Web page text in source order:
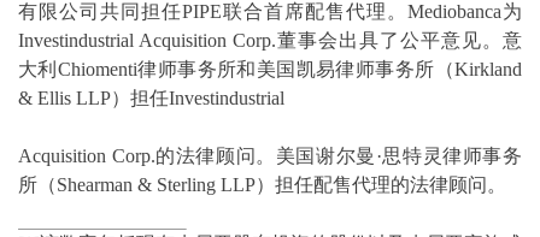
有限公司共同担任PIPE联合首席配售代理。Mediobanca为
Investindustrial Acquisition Corp.董事会出具了公平意见。意
大利Chiomenti律师事务所和美国凯易律师事务所（Kirkland
& Ellis LLP）担任Investindustrial
Acquisition Corp.的法律顾问。美国谢尔曼·思特灵律师事务
所（Shearman & Sterling LLP）担任配售代理的法律顾问。